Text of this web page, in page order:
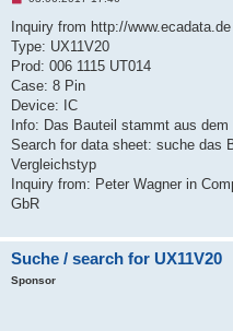
r
e
a
d
o
s
Inquiry from http://www.ecadata.de
Type: UX11V20
Prod: 006 1115 UT014
Case: 8 Pin
Device: IC
Info: Das Bauteil stammt aus
Search for data sheet: suche das
Vergleichstyp
Inquiry from: Peter Wagner in
GbR
Suche / search for UX11V20
Sponsor